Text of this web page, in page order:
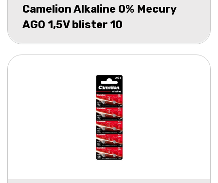
Camelion Alkaline 0% Mecury
AG0 1,5V blister 10